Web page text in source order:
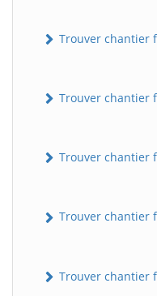
Trouver chantier
Trouver chantier
Trouver chantier
Trouver chantier
Trouver chantier